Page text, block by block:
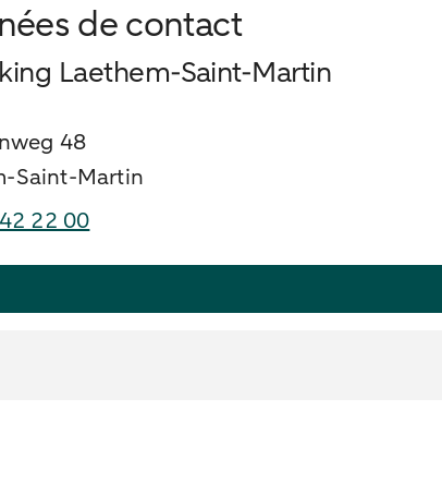
de contact
Laethem-Saint-Martin
48
Saint-Martin
22 00